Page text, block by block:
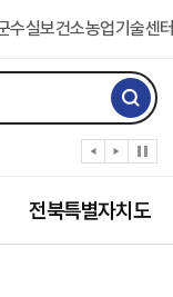
수실보건소농업기술센터
전북특별자치도